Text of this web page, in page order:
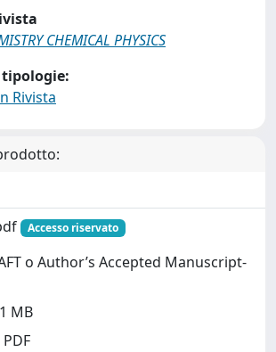
CHEMICAL PHYSICS
Rivista
Accesso riservato
o Author’s Accepted Manuscript-
MB